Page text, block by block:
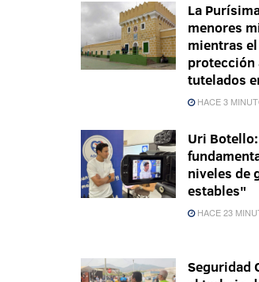
La
menores
mientras
protección
tutelados
HACE 3
Uri
niveles de
estables"
HACE 23
Seguridad